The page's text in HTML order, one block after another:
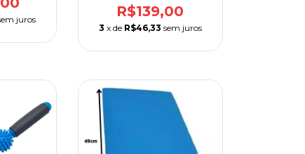
juros
R$139,00
3 x de R$46,33 sem juros